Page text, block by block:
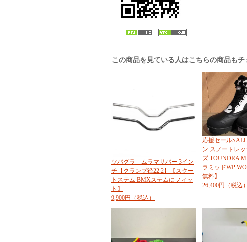
この商品を見ている人はこちらの商品も
ツバグラ ムラマサバー 3イン
チ【クランプ径22.2】【スクー
トステム BMXステムにフィッ
ト】
9,900円（税込）
応援セール
ン スノートレ
ズ TOUNDRA
ラミッドWP
無料】
26,400円（税込）